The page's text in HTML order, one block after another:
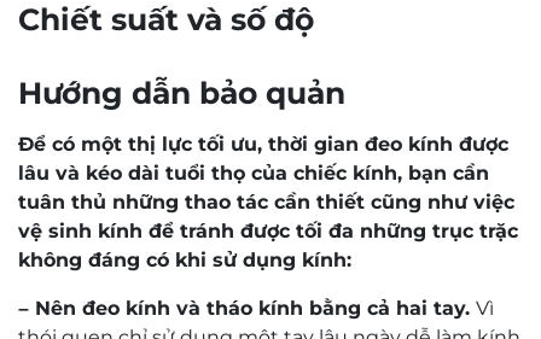
Chiết suất và số độ
Hướng dẫn bảo quản
Để có một thị lực tối ưu, thời gian đeo kính được
lâu và kéo dài tuổi thọ của chiếc kính, bạn cần
tuân thủ những thao tác cần thiết cũng như việc
vệ sinh kính để tránh được tối đa những trục trặc
không đáng có khi sử dụng kính:
– Nên đeo kính và tháo kính bằng cả hai tay. Vì